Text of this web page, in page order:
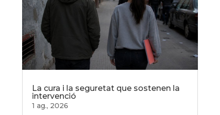
La cura i la seguretat que sostenen la
intervenció
1 ag., 2026